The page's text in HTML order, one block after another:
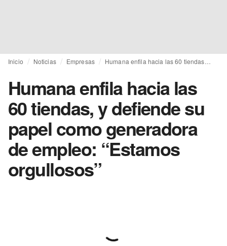
Inicio Noticias Empresas
Humana enfila hacia las
60 tiendas, y defiende su
papel como generadora
de empleo: “Estamos
orgullosos”